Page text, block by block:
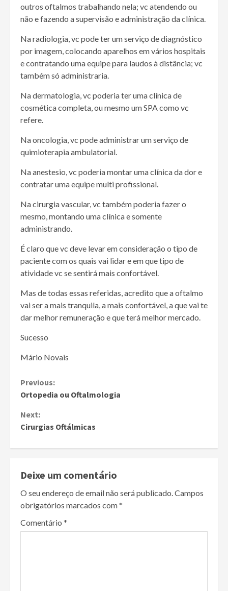
outros oftalmos trabalhando nela; vc atendendo ou
não e fazendo a supervisão e administração da clínica.
Na radiologia, vc pode ter um serviço de diagnóstico
por imagem, colocando aparelhos em vários hospitais
e contratando uma equipe para laudos à distância; vc
também só administraria.
Na dermatologia, vc poderia ter uma clínica de
cosmética completa, ou mesmo um SPA como vc
refere.
Na oncologia, vc pode administrar um serviço de
quimioterapia ambulatorial.
Na anestesio, vc poderia montar uma clínica da dor e
contratar uma equipe multi profissional.
Na cirurgia vascular, vc também poderia fazer o
mesmo, montando uma clínica e somente
administrando.
É claro que vc deve levar em consideração o tipo de
paciente com os quais vai lidar e em que tipo de
atividade vc se sentirá mais confortável.
Mas de todas essas referidas, acredito que a oftalmo
vai ser a mais tranquila, a mais confortável, a que vai te
dar melhor remuneração e que terá melhor mercado.
Sucesso
Mário Novais
Continue
Reading
Previous:
Ortopedia ou Oftalmologia
Next:
Cirurgias Oftálmicas
Deixe um comentário
O seu endereço de email não será publicado.Campos
obrigatórios marcados com*
Comentário *